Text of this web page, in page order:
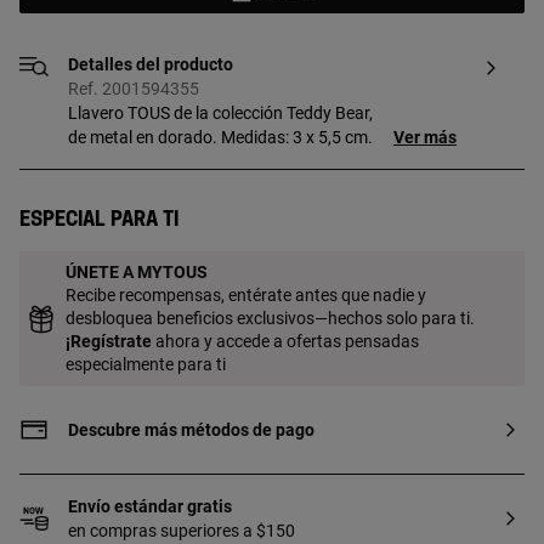
Detalles del producto
Ref. 2001594355
Llavero TOUS de la colección Teddy Bear,
de metal en dorado. Medidas: 3 x 5,5 cm.
Ver más
Especial para ti
ÚNETE A MYTOUS
Recibe recompensas, entérate antes que nadie y
desbloquea beneficios exclusivos—hechos solo para ti.
¡Regístrate ahora y accede a ofertas pensadas
especialmente para ti
Descubre más métodos de pago
Envío estándar gratis
en compras superiores a $150